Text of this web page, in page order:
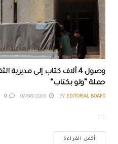
وصول 4 آلاف كتاب إلى
حملة “ولو بكتاب”
BY EDITORIAL BOARD
0
...
أكمل القراءة